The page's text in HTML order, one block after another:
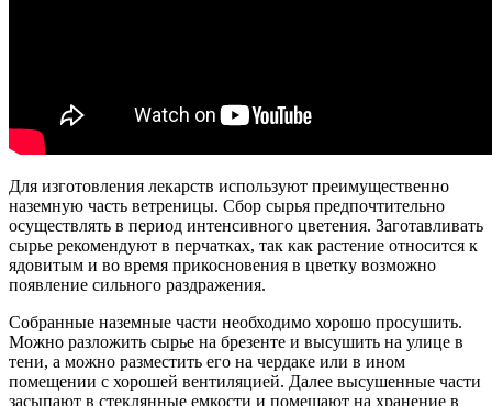
Для изготовления лекарств используют преимущественно
наземную часть ветреницы. Сбор сырья предпочтительно
осуществлять в период интенсивного цветения. Заготавливать
сырье рекомендуют в перчатках, так как растение относится к
ядовитым и во время прикосновения в цветку возможно
появление сильного раздражения.
Собранные наземные части необходимо хорошо просушить.
Можно разложить сырье на брезенте и высушить на улице в
тени, а можно разместить его на чердаке или в ином
помещении с хорошей вентиляцией. Далее высушенные части
засыпают в стеклянные емкости и помещают на хранение в